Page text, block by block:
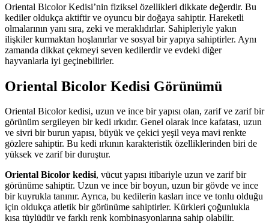
Oriental Bicolor Kedisi’nin fiziksel özellikleri dikkate değerdir. Bu
kediler oldukça aktiftir ve oyuncu bir doğaya sahiptir. Hareketli
olmalarının yanı sıra, zeki ve meraklıdırlar. Sahipleriyle yakın
ilişkiler kurmaktan hoşlanırlar ve sosyal bir yapıya sahiptirler. Aynı
zamanda dikkat çekmeyi seven kedilerdir ve evdeki diğer
hayvanlarla iyi geçinebilirler.
Oriental Bicolor Kedisi Görünümü
Oriental Bicolor kedisi, uzun ve ince bir yapısı olan, zarif ve zarif bir
görünüm sergileyen bir kedi ırkıdır. Genel olarak ince kafatası, uzun
ve sivri bir burun yapısı, büyük ve çekici yeşil veya mavi renkte
gözlere sahiptir. Bu kedi ırkının karakteristik özelliklerinden biri de
yüksek ve zarif bir duruştur.
Oriental Bicolor kedisi, vücut yapısı itibariyle uzun ve zarif bir
görünüme sahiptir. Uzun ve ince bir boyun, uzun bir gövde ve ince
bir kuyrukla tanınır. Ayrıca, bu kedilerin kasları ince ve tonlu olduğu
için oldukça atletik bir görünüme sahiptirler. Kürkleri çoğunlukla
kısa tüylüdür ve farklı renk kombinasyonlarına sahip olabilir.